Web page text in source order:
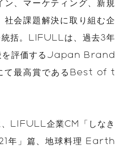
ン、マーケティング、新規
社会課題解決に取り組む企
統括。LIFULLは、過去3年
を評価するJapan Brand
最高賞であるBest of t
、LIFULL企業CM「しなき
年」篇、地球料理 Earth